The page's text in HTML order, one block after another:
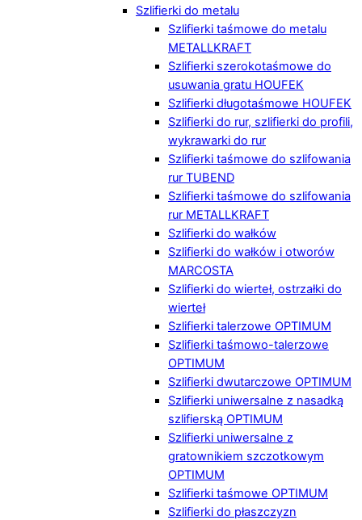
Szlifierki do metalu
Szlifierki taśmowe do metalu
METALLKRAFT
Szlifierki szerokotaśmowe do
usuwania gratu HOUFEK
Szlifierki długotaśmowe HOUFEK
Szlifierki do rur, szlifierki do profili,
wykrawarki do rur
Szlifierki taśmowe do szlifowania
rur TUBEND
Szlifierki taśmowe do szlifowania
rur METALLKRAFT
Szlifierki do wałków
Szlifierki do wałków i otworów
MARCOSTA
Szlifierki do wierteł, ostrzałki do
wierteł
Szlifierki talerzowe OPTIMUM
Szlifierki taśmowo-talerzowe
OPTIMUM
Szlifierki dwutarczowe OPTIMUM
Szlifierki uniwersalne z nasadką
szlifierską OPTIMUM
Szlifierki uniwersalne z
gratownikiem szczotkowym
OPTIMUM
Szlifierki taśmowe OPTIMUM
Szlifierki do płaszczyzn